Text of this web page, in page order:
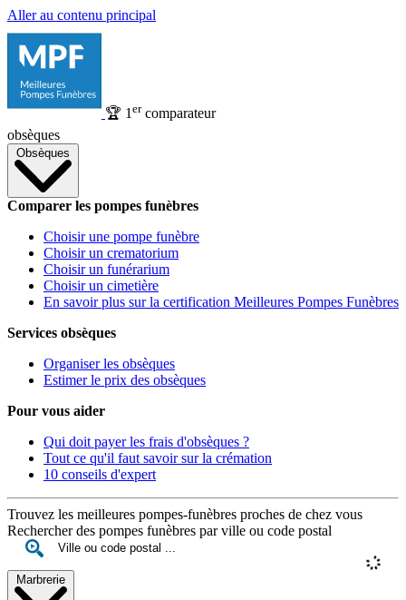
Aller au contenu principal
🏆 1 ercomparateur
obsèques
Obsèques
Comparer les pompes funèbres
Choisir une pompe funèbre
Choisir un crematorium
Choisir un funérarium
Choisir un cimetière
En savoir plus sur la certification Meilleures Pompes Funèbres
Services obsèques
Organiser les obsèques
Estimer le prix des obsèques
Pour vous aider
Qui doit payer les frais d'obsèques ?
Tout ce qu'il faut savoir sur la crémation
10 conseils d'expert
Trouvez les meilleures pompes-funèbres proches de chez vous
Rechercher des pompes funèbres par ville ou code postal
Marbrerie